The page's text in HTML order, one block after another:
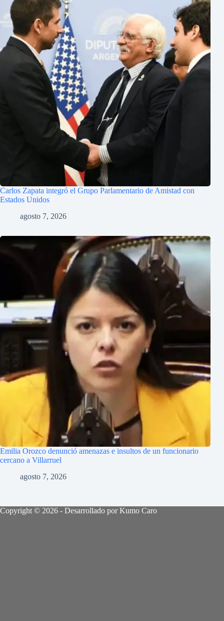
Carlos Zapata integró el Grupo Parlamentario de Amistad con
Estados Unidos
agosto 7, 2026
Emilia Orozco denunció amenazas e insultos de un funcionario
cercano a Villarruel
agosto 7, 2026
Copyright © 2026 - Desarrollado por Kumo Caro